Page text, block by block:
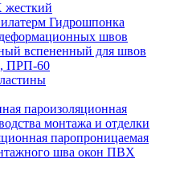
Гидрошпонка
швов
вспененный для швов
ПРП-60
пароизоляционная
монтажа и отделки
паропроницаемая
шва окон ПВХ